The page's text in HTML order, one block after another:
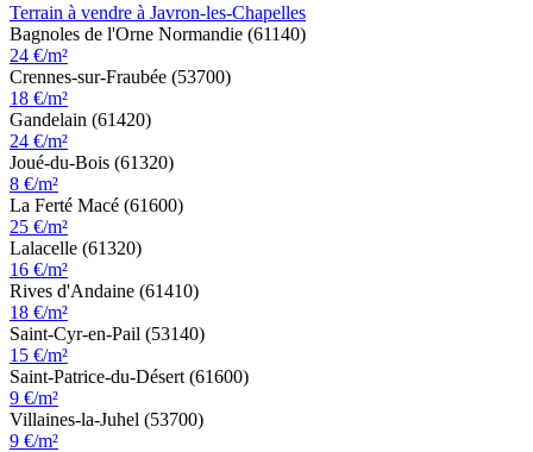
Terrain à vendre à Javron-les-Chapelles
Bagnoles de l'Orne Normandie (61140)
24 €/m²
Crennes-sur-Fraubée (53700)
18 €/m²
Gandelain (61420)
24 €/m²
Joué-du-Bois (61320)
8 €/m²
La Ferté Macé (61600)
25 €/m²
Lalacelle (61320)
16 €/m²
Rives d'Andaine (61410)
18 €/m²
Saint-Cyr-en-Pail (53140)
15 €/m²
Saint-Patrice-du-Désert (61600)
9 €/m²
Villaines-la-Juhel (53700)
9 €/m²